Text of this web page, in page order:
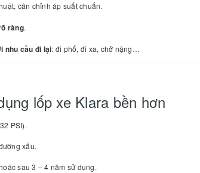
cân chỉnh áp suất chuẩn.
ràng.
nhu cầu đi lại: đi phố, đi xa, chở nặng…
lốp xe Klara bền hơn
PSI).
xấu.
sau 3 – 4 năm sử dụng.